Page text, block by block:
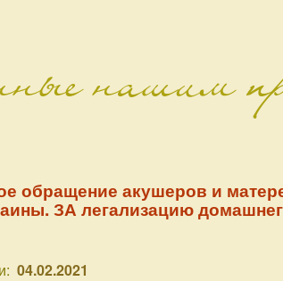
нашим
обращение акушеров и
ЗА легализацию
04.02.2021